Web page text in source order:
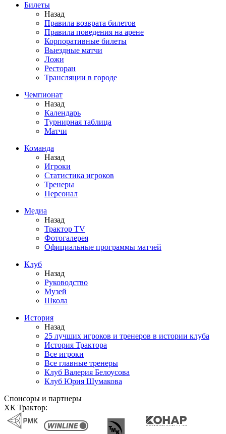
Билеты
Назад
Правила возврата билетов
Правила поведения на арене
Корпоративные билеты
Выездные матчи
Ложи
Ресторан
Трансляции в городе
Чемпионат
Назад
Календарь
Турнирная таблица
Матчи
Команда
Назад
Игроки
Статистика игроков
Тренеры
Персонал
Медиа
Назад
Трактор TV
Фотогалерея
Официальные программы матчей
Клуб
Назад
Руководство
Музей
Школа
История
Назад
25 лучших игроков и тренеров в истории клуба
История Трактора
Все игроки
Все главные тренеры
Клуб Валерия Белоусова
Клуб Юрия Шумакова
Спонсоры и партнеры
ХК Трактор: